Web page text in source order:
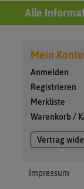
Alle
Mein Konto
Anmelden
Registrieren
Merkliste
Warenkorb /
Vertrag
Impressum